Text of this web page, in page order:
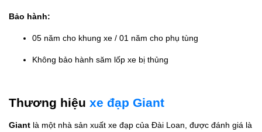
Bảo hành:
05 năm cho khung xe / 01 năm cho phụ tùng
Không bảo hành săm lốp xe bị thủng
Thương hiệu xe đạp Giant
Giant là một nhà sản xuất xe đạp của Đài Loan, được đánh giá là